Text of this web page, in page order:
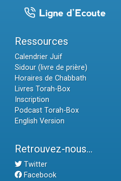
Ressources
Calendrier Juif
Sidour (livre de prière)
Horaires de Chabbath
Livres Torah-Box
Inscription
Podcast Torah-Box
English Version
Retrouvez-nous...
Twitter
Facebook